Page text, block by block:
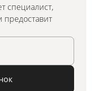
специалист,
предоставит